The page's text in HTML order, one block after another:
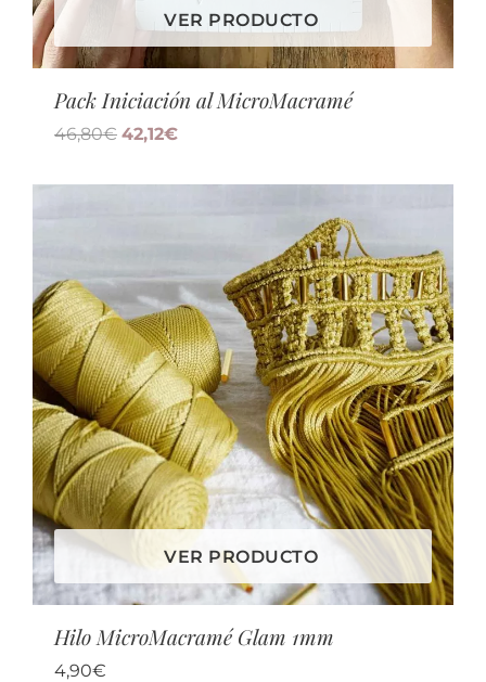
VER PRODUCTO
Pack Iniciación al MicroMacramé
46,80€ 42,12€
VER PRODUCTO
Hilo MicroMacramé Glam 1mm
4,90€